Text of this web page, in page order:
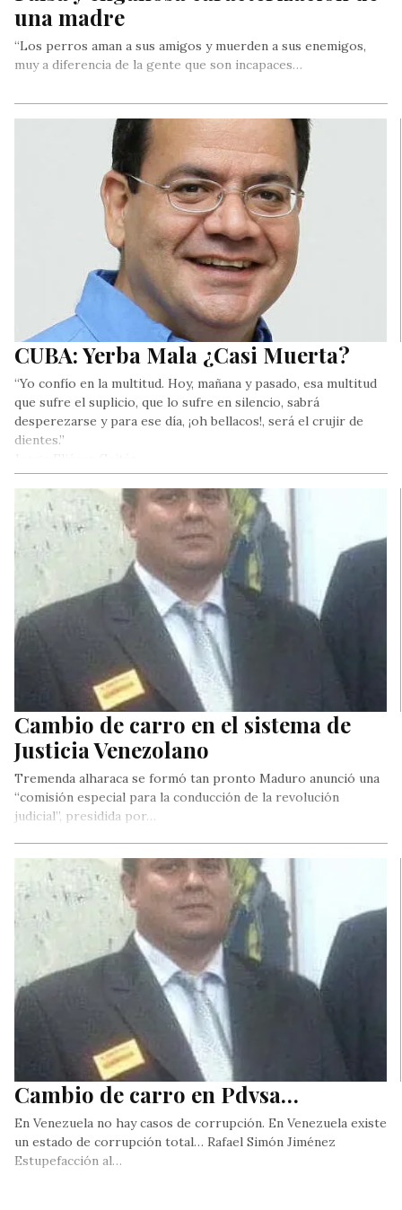
una madre
“Los perros aman a sus amigos y muerden a sus enemigos,
muy a diferencia de la gente que son incapaces…
CUBA: Yerba Mala ¿Casi Muerta?
“Yo confío en la multitud. Hoy, mañana y pasado, esa multitud
que sufre el suplicio, que lo sufre en silencio, sabrá
desperezarse y para ese día, ¡oh bellacos!, será el crujir de
dientes.”
Cambio de carro en el sistema de
Justicia Venezolano
Tremenda alharaca se formó tan pronto Maduro anunció una
“comisión especial para la conducción de la revolución
judicial”, presidida por…
Cambio de carro en Pdvsa…
En Venezuela no hay casos de corrupción. En Venezuela existe
un estado de corrupción total… Rafael Simón Jiménez
Estupefacción al…